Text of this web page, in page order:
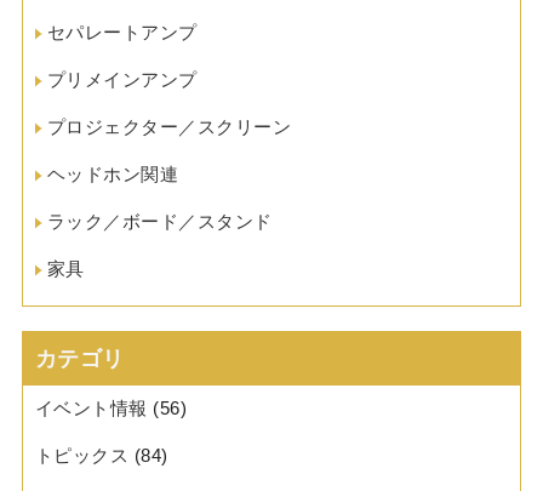
セパレートアンプ
プリメインアンプ
プロジェクター／スクリーン
ヘッドホン関連
ラック／ボード／スタンド
家具
カテゴリ
イベント情報 (56)
トピックス (84)